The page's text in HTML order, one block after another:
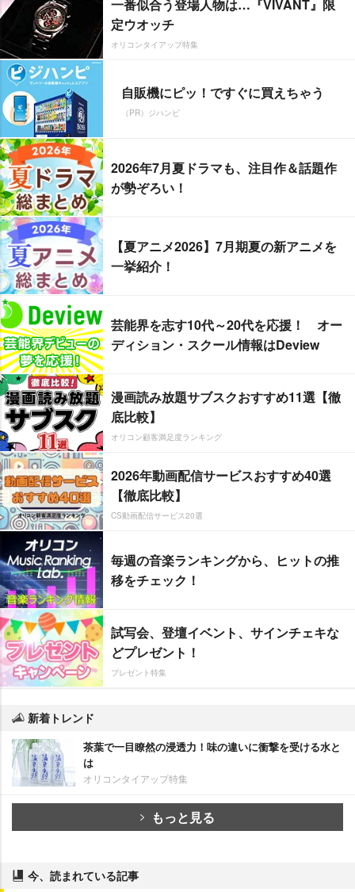
一番似合う登場人物は…『VIVANT』限
定ウオッチ
オリコンタイアップ特集
自販機にピッ！ですぐに買えちゃう
（PR）ジハンピ
2026年7月夏ドラマも、注目作＆話題作
が勢ぞろい！
【夏アニメ2026】7月期夏の新アニメを
一挙紹介！
芸能界を志す10代～20代を応援！ オー
ディション・スクール情報はDeview
漫画読み放題サブスクおすすめ11選【徹
底比較】
オリコン顧客満足度ランキング
2026年動画配信サービスおすすめ40選
【徹底比較】
CS動画配信サービス20選
毎週の音楽ランキングから、ヒットの推
移をチェック！
試写会、登壇イベント、サインチェキな
どプレゼント！
プレゼント特集
新着トレンド
茶葉で一目瞭然の浸透力！味の違いに衝撃を受ける水と
は
オリコンタイアップ特集
もっと見る
今、読まれている記事